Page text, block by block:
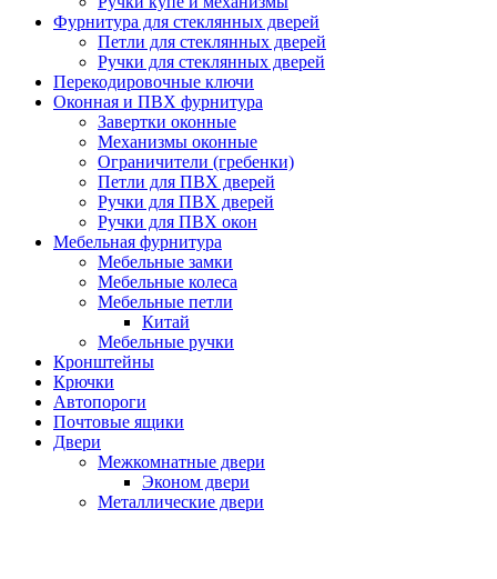
Фурнитура для стеклянных дверей
Петли для стеклянных дверей
Ручки для стеклянных дверей
Перекодировочные ключи
Оконная и ПВХ фурнитура
Завертки оконные
Механизмы оконные
Ограничители (гребенки)
Петли для ПВХ дверей
Ручки для ПВХ дверей
Ручки для ПВХ окон
Мебельная фурнитура
Мебельные замки
Мебельные колеса
Мебельные петли
Китай
Мебельные ручки
Кронштейны
Крючки
Автопороги
Почтовые ящики
Двери
Межкомнатные двери
Эконом двери
Металлические двери